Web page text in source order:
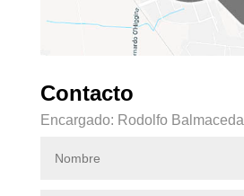
Contacto
Encargado: Rodolfo Balmaceda